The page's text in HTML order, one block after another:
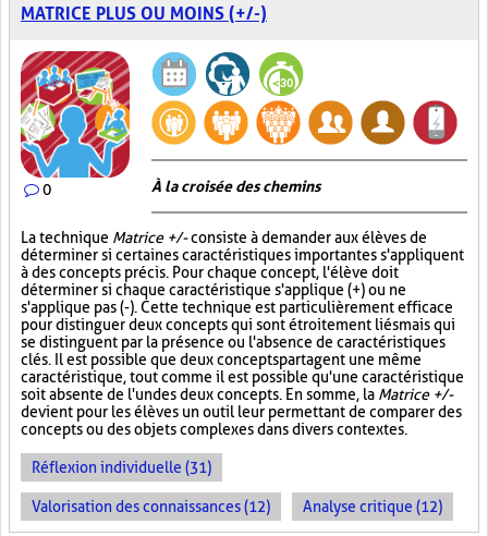
MATRICE PLUS OU MOINS (+/-)
0 À la croisée des chemins
La technique Matrice +/-consiste à demander aux élèves de
déterminer si certaines caractéristiques importantes s'appliquent
à des concepts précis. Pour chaque concept, l'élève doit
déterminer si chaque caractéristique s'applique (+) ou ne
s'applique pas (-). Cette technique est particulièrement efficace
pour distinguer deux concepts qui sont étroitement liés mais qui
se distinguent par la présence ou l'absence de caractéristiques
clés. Il est possible que deux concepts partagent une même
caractéristique, tout comme il est possible qu'une caractéristique
soit absente de l'un des deux concepts. En somme, la Matrice +/-
devient pour les élèves un outil leur permettant de comparer des
concepts ou des objets complexes dans divers contextes.
Réflexion individuelle (31)
Valorisation des connaissances (12) Analyse critique (12)